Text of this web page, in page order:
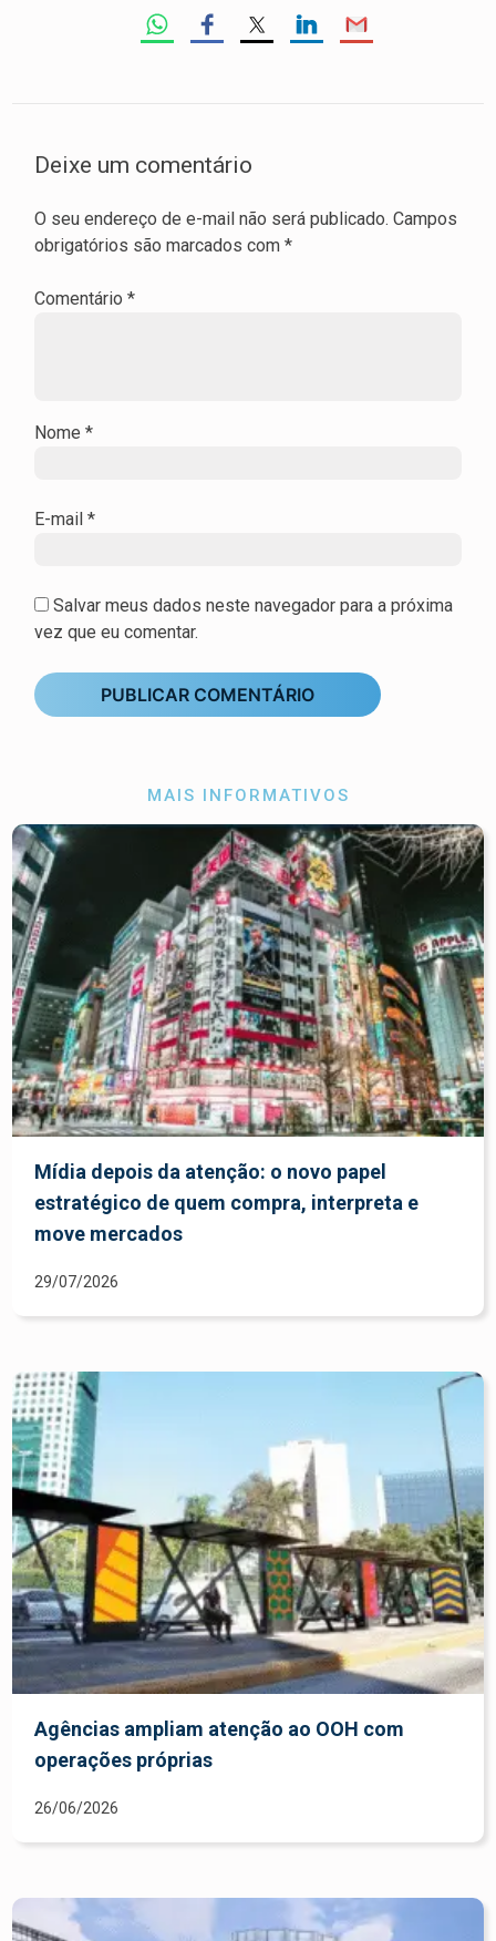
Deixe um comentário
O seu endereço de e-mail não será publicado. Campos
obrigatórios são marcados com*
Comentário*
Nome*
E-mail*
Salvar meus dados neste navegador para a próxima
vez que eu comentar.
MAIS INFORMATIVOS
Mídia depois da atenção: o novo papel
estratégico de quem compra, interpreta e
move mercados
29/07/2026
Agências ampliam atenção ao OOH com
operações próprias
26/06/2026